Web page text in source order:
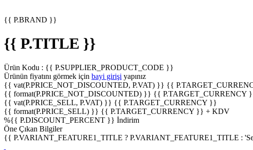
{{ P.BRAND }}
{{ P.TITLE }}
Ürün Kodu : {{ P.SUPPLIER_PRODUCT_CODE }}
Ürünün fiyatını görmek için bayi girişi yapınız
{{ vat(P.PRICE_NOT_DISCOUNTED, P.VAT) }} {{
{{ format(P.PRICE_NOT_DISCOUNTED) }} {{ P.TARGET_CURRENCY
{{ vat(P.PRICE_SELL, P.VAT) }} {{ P.TARGET_CURRENCY }}
{{ format(P.PRICE_SELL) }} {{ P.TARGET_CURRENCY }} + KDV
%{{ P.DISCOUNT_PERCENT }} İndirim
Öne Çıkan Bilgiler
{{ P.VARIANT_FEATURE1_TITLE ? P.VARIANT_FEATURE1_TITLE :